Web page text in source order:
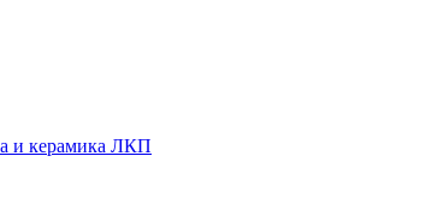
и керамика ЛКП